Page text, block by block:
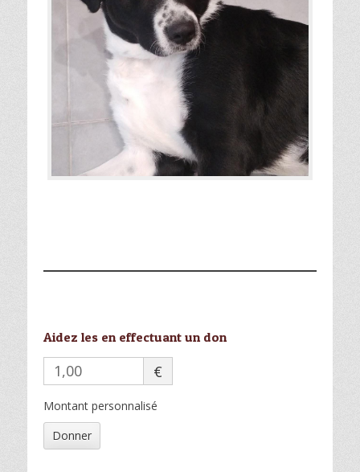
Aidez les en effectuant un don
€
Montant personnalisé
Donner